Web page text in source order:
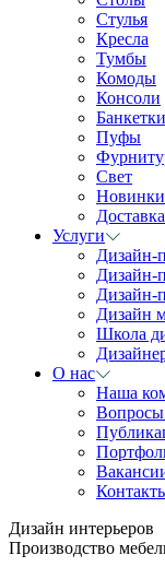
Стулья
Кресла
Тумбы
Комоды
Консоли
Банкетки
Пуфы
Свет
Новинки
Доставка
Услуги
Дизайн-
Дизайн-
Дизайн-
Дизайн
Школа
О нас
Наша
Дизайн интерьеров
Производство